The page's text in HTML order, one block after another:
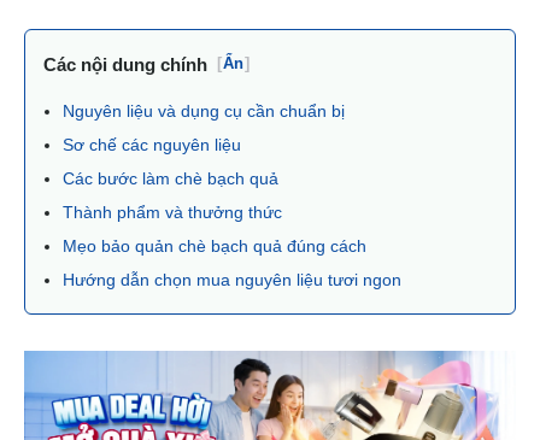
Các nội dung chính [Ẩn]
Nguyên liệu và dụng cụ cần chuẩn bị
Sơ chế các nguyên liệu
Các bước làm chè bạch quả
Thành phẩm và thưởng thức
Mẹo bảo quản chè bạch quả đúng cách
Hướng dẫn chọn mua nguyên liệu tươi ngon